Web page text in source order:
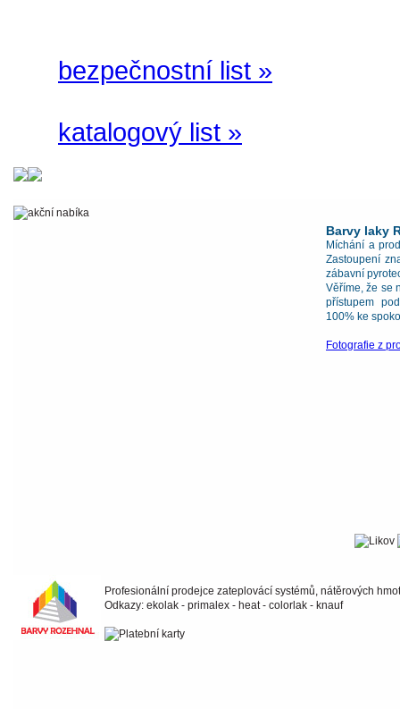
bezpečnostní list »
katalogový list »
Barvy laky
Míchání a
Zastoupení
zábavní
Věříme, že se
přístupem
100% ke
Fotografie z
Profesionální prodejce zateplovácí systémů, nátěrových
Odkazy: ekolak - primalex - heat - colorlak - knauf